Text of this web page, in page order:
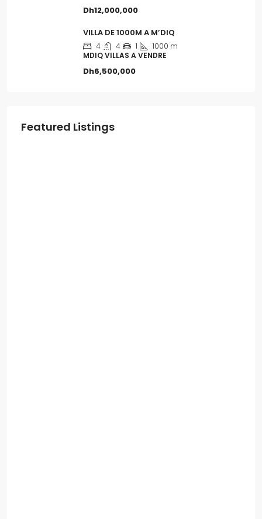
Dh12,000,000
VILLA DE 1000M A M’DIQ
4 4 1
1000 m
MDIQ VILLAS A VENDRE
Dh6,500,000
Featured Listings